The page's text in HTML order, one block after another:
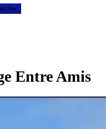
Entre Amis